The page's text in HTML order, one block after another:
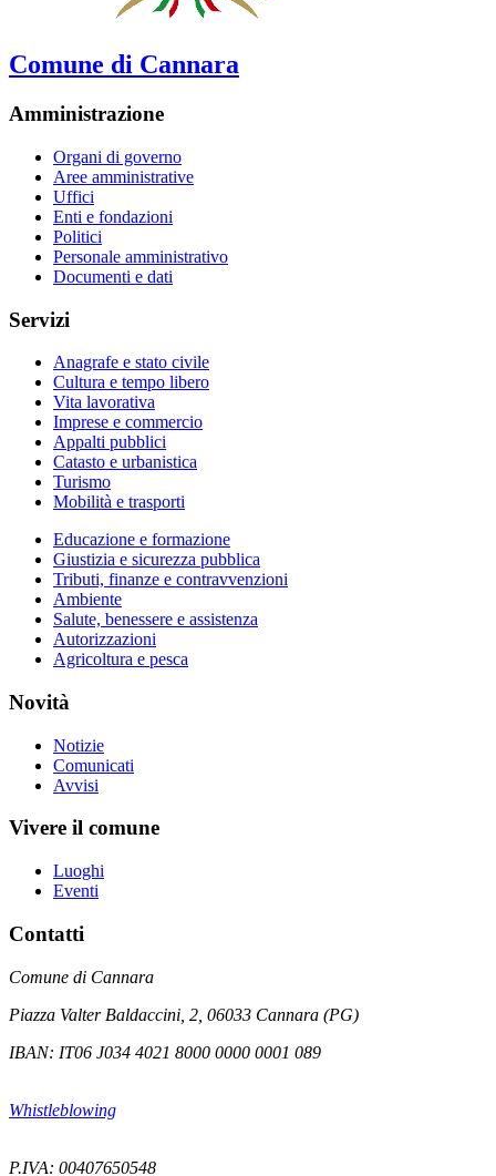
Comune di Cannara
Amministrazione
Organi di governo
Aree amministrative
Uffici
Enti e fondazioni
Politici
Personale amministrativo
Documenti e dati
Servizi
Anagrafe e stato civile
Cultura e tempo libero
Vita lavorativa
Imprese e commercio
Appalti pubblici
Catasto e urbanistica
Turismo
Mobilità e trasporti
Educazione e formazione
Giustizia e sicurezza pubblica
Tributi, finanze e contravvenzioni
Ambiente
Salute, benessere e assistenza
Autorizzazioni
Agricoltura e pesca
Novità
Notizie
Comunicati
Avvisi
Vivere il comune
Luoghi
Eventi
Contatti
Comune di Cannara
Piazza Valter Baldaccini, 2, 06033 Cannara (PG)
IBAN: IT06 J034 4021 8000 0000 0001 089
Whistleblowing
P.IVA: 00407650548